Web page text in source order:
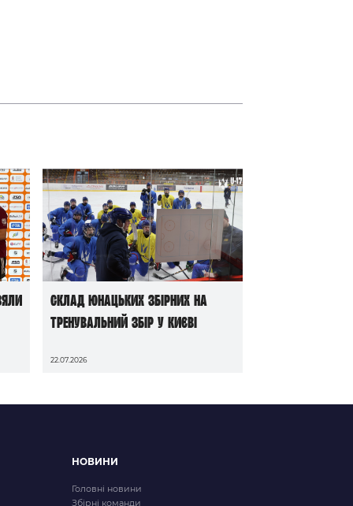
Склад юнацьких збірних на
тренувальний збір у Києві
22.07.2026
НОВИНИ
Головні новини
Збірні команди